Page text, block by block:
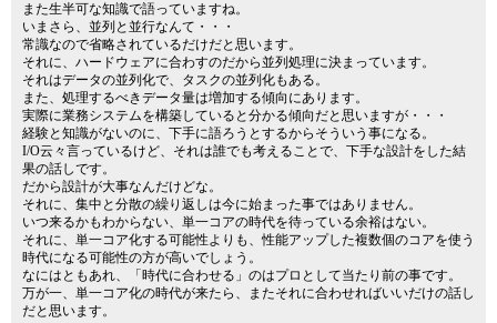
また生半可な知識で語っていますね。
いまさら、並列と並行なんて・・・
常識なので省略されているだけだと思います。
それに、ハードウェアに合わすのだから並列処理に決まっています。
それはデータの並列化で、タスクの並列化もある。
また、処理するべきデータ量は増加する傾向にあります。
実際に業務システムを構築していると分かる傾向だと思いますが・・・
経験と知識がないのに、下手に語ろうとするからそういう事になる。
I/O云々言っているけど、それは誰でも考えることで、下手な設計をした結
果の話しです。
だから設計が大事なんだけどな。
それに、集中と分散の繰り返しは今に始まった事ではありません。
いつ来るかもわからない、単一コアの時代を待っている余裕はない。
それに、単一コア化する可能性よりも、性能アップした複数個のコアを使う
時代になる可能性の方が高いでしょう。
なにはともあれ、「時代に合わせる」のはプロとして当たり前の事です。
万が一、単一コア化の時代が来たら、またそれに合わせればいいだけの話し
だと思います。